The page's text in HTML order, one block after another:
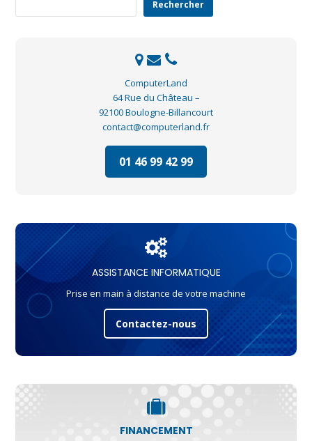
Rechercher
ComputerLand
64 Rue du Château –
92100 Boulogne-Billancourt
contact@computerland.fr
01 46 99 42 99
ASSISTANCE INFORMATIQUE
Prise en main à distance de votre machine
Contactez-nous
FINANCEMENT